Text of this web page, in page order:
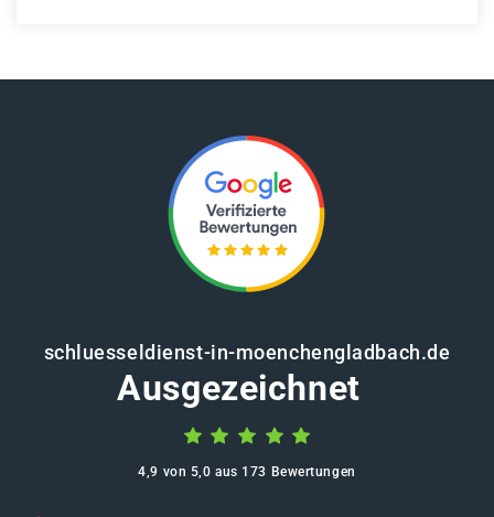
schluesseldienst-in-moenchengladbach.de
Ausgezeichnet
4,9 von 5,0 aus 173 Bewertungen